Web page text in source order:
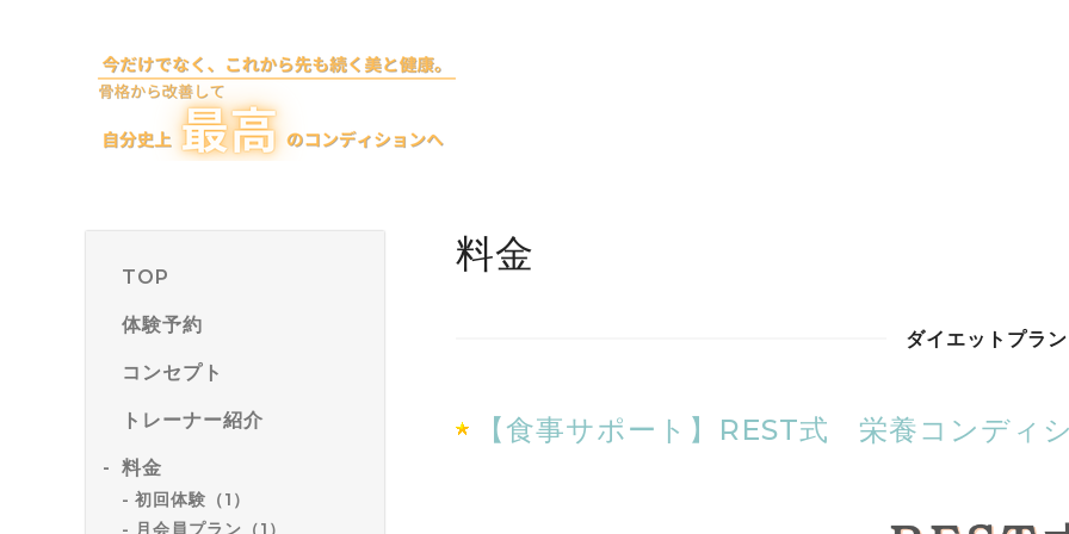
TOP
体験予約
コンセプト
トレーナー紹介
料金
初回体験（1）
月会員プラン（1）
料金
ダイエットプラン
【食事サポート】REST式 栄養コンディ